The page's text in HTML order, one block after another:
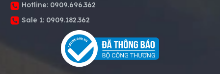
Hotline: 0909.696.362
Sale 1: 0909.182.362